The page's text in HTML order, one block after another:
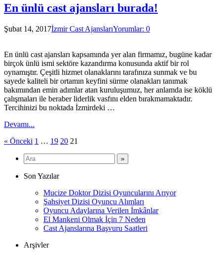
En ünlü cast ajansları burada!
Şubat 14, 2017İzmir Cast AjanslarıYorumlar: 0
En ünlü cast ajansları kapsamında yer alan firmamız, bugüne kadar
birçok ünlü ismi sektöre kazandırma konusunda aktif bir rol
oynamıştır. Çeşitli hizmet olanaklarını tarafınıza sunmak ve bu
sayede kaliteli bir ortamın keyfini sürme olanakları tanımak
bakımından emin adımlar atan kuruluşumuz, her anlamda ise köklü
çalışmaları ile beraber liderlik vasfını elden bırakmamaktadır.
Tercihinizi bu noktada İzmirdeki …
Devamı...
Yazı
sayfalaması
« Önceki 1 … 19 20 21
Son Yazılar
Mucize Doktor Dizisi Oyuncularını Arıyor
Şahsiyet Dizisi Oyuncu Alımları
Oyuncu Adaylarına Verilen İmkânlar
El Mankeni Olmak İçin 7 Neden
Cast Ajanslarına Başvuru Saatleri
Arşivler